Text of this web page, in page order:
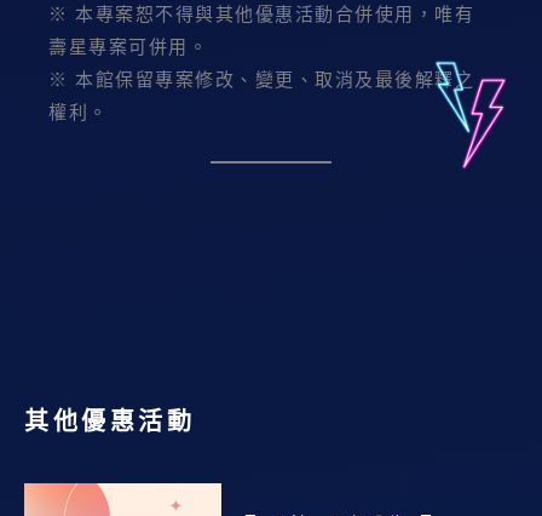
※ 本專案恕不得與其他優惠活動合併使用，唯有
壽星專案可併用。
※ 本館保留專案修改、變更、取消及最後解釋之
權利。
其他優惠活動